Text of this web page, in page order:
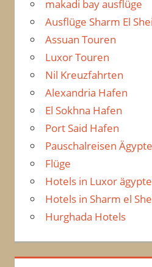
makadi bay ausflüge
Ausflüge Sharm El
Assuan Touren
Luxor Touren
Nil Kreuzfahrten
Alexandria Hafen
El Sokhna Hafen
Port Said Hafen
Pauschalreisen
Flüge
Hotels in Luxor
Hotels in Sharm el
Hurghada Hotels